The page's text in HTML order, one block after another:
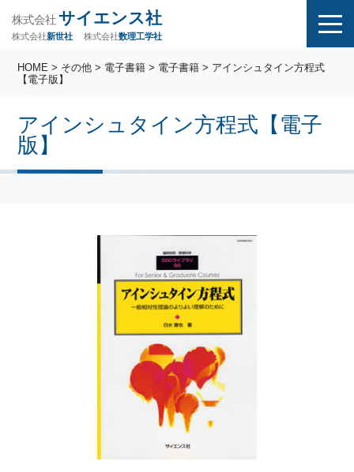
株式会社 サイエンス社
株式会社新世社 株式会社数理工学社
アインシュタイン方程式【電子
版】
HOME > その他 > 電子書籍 > 電子書籍 > アインシュタイン方程式
【電子版】